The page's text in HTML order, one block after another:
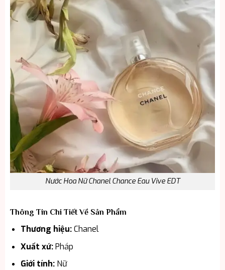
Nước Hoa Nữ Chanel Chance Eau Vive EDT
Thông Tin Chi Tiết Về Sản Phẩm
Thương hiệu:Chanel
Xuất xứ:Pháp
Giới tính:Nữ